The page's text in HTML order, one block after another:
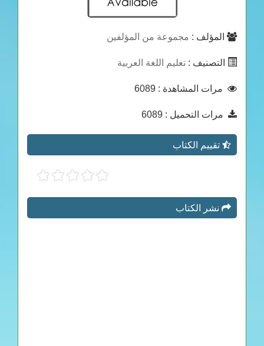
المؤلف : مجموعة من المؤلفين
التصنيف : تعليم اللغة العربية
مرات المشاهدة : 6089
مرات التحميل : 6089
تقييم الكتاب
نشر الكتاب